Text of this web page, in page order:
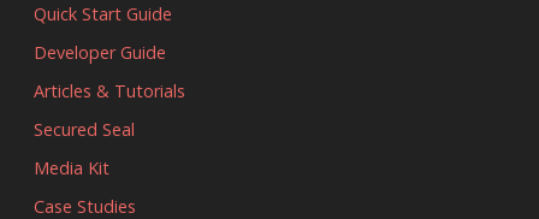
Quick Start Guide
Developer Guide
Articles & Tutorials
Secured Seal
Media Kit
Case Studies